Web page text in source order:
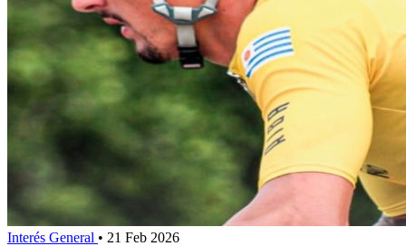
Interés General • 21 Feb 2026